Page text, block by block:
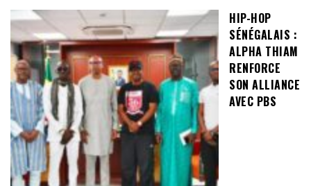
HIP-HOP
SÉNÉGALAIS :
ALPHA THIAM
RENFORCE
SON ALLIANCE
AVEC PBS